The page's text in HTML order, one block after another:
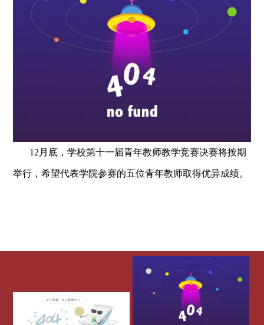
12月底，学校第十一届青年教师教学竞赛决赛将按期
举行，希望代表学院参赛的五位青年教师取得优异成绩。